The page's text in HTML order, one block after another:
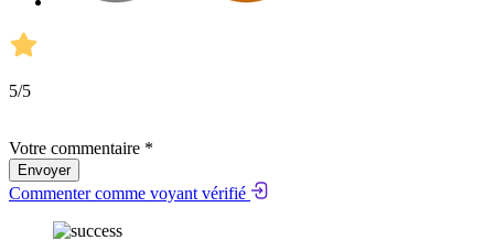
5/5
Votre commentaire *
Envoyer
Commenter comme voyant vérifié